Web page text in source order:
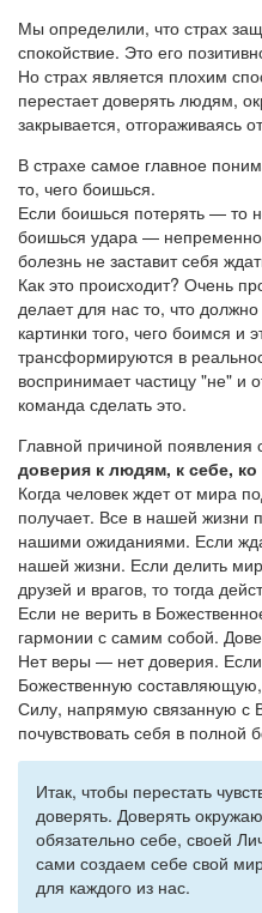
Мы определили, что страх
спокойствие. Это его
Но страх является плохим
перестает доверять людям,
закрывается, отгораживаясь
В страхе самое главное
то, чего боишься.
Если боишься потерять — то
боишься удара —
болезнь не заставит себя
Как это происходит? Очень
делает для нас то, что
картинки того, чего боимся и
трансформируются в
воспринимает частицу "не" и
команда сделать это.
Главной причиной появления
доверия к людям, к себе,
Когда человек ждет от мира
получает. Все в нашей жизни
нашими ожиданиями. Если
нашей жизни. Если делить
друзей и врагов, то тогда
Если не верить в
гармонии с самим собой.
Нет веры — нет доверия.
Божественную
Силу, напрямую связанную с
почувствовать себя в полной
Итак, чтобы перестать
доверять. Доверять
обязательно себе, своей
сами создаем себе свой
для каждого из нас.